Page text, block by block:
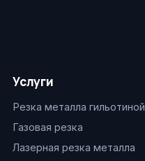
Услуги
Резка металла гильотиной
Газовая резка
Лазерная резка металла